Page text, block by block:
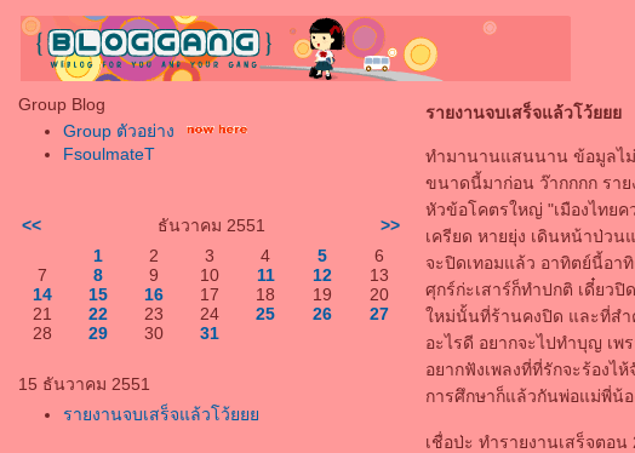
Group Blog
Group ตัวอย่าง
FsoulmateT
<< ธันวาคม 2551
>>
1
2 3 4 5
6
7
8 9 10 11 12
13
14
15 16 17 18 19
20
21
22 23 24 25 26
27
28
29 30 31
15 ธันวาคม 2551
รายงานจบเสร็จแล้วโว้
รายงานจบเสร็จแล้วโว้
ทำมานานแสนนาน ข้อมูลไม่
ขนาดนี้มาก่อน ว๊ากกกก ราย
หัวข้อโคตรใหญ่ "เมืองไทย
เครียด หายยุ่ง เดินหน้าป่ว
จะปิดเทอมแล้ว อาทิตย์นี้อา
ศุกร์ก่ะเสาร์ก็ทำปกติ เดี๋ยว
หม่นั้นที่ร้านคงปิด และที่สำคั
อะไรดี อยากจะไปทำบุญ เ
อยากฟังเพลงที่ที่รักจะร้องไ
การศึกษาก็แล้วกันพ่อแม่พี่น้อ
เชื่อป่ะ ทำรายงานเสร็จตอ